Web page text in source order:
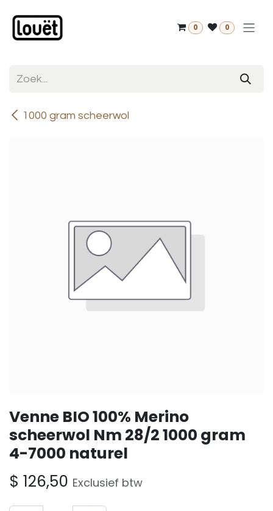
0 0
1000 gram scheerwol
Venne BIO 100% Merino
scheerwol Nm 28/2 1000 gram
4-7000 naturel
$ 126,50 Exclusief btw